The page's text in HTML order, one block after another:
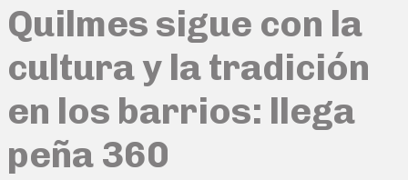
Quilmes sigue con la
cultura y la tradición
en los barrios: llega
peña 360